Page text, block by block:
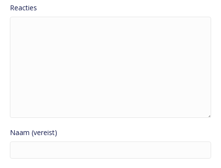
Reacties
Naam (vereist)